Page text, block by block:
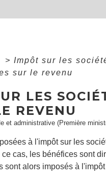
> Impôt sur les
sur le revenu
LES
REVENU
et administrative (Première
à l'impôt sur les
cas, les bénéfices sont
alors imposés à